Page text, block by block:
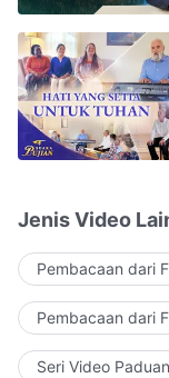
Jenis Video
Pembacaan dari
Pembacaan dari
Seri Video